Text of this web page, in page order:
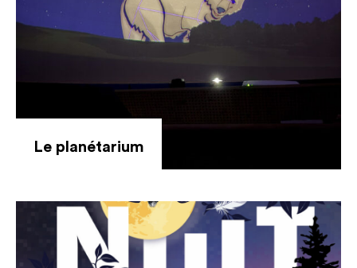
Le planétarium